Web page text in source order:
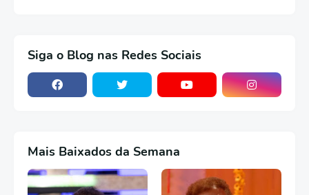
Siga o Blog nas Redes Sociais
Mais Baixados da Semana